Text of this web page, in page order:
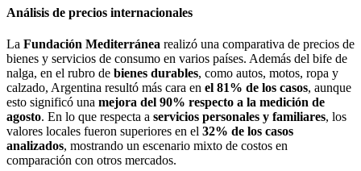
Análisis de precios internacionales
La Fundación Mediterránea realizó una comparativa de precios de
bienes y servicios de consumo en varios países. Además del bife de
nalga, en el rubro de bienes durables, como autos, motos, ropa y
calzado, Argentina resultó más cara en el 81% de los casos, aunque
esto significó una mejora del 90% respecto a la medición de
agosto. En lo que respecta a servicios personales y familiares, los
valores locales fueron superiores en el 32% de los casos
analizados, mostrando un escenario mixto de costos en
comparación con otros mercados.